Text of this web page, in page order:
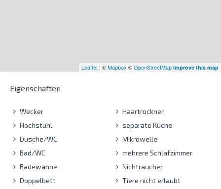
Leaflet | ©Mapbox ©OpenStreetMap Improve this map
Eigenschaften
Wecker
Hochstuhl
Dusche/WC
Bad/WC
Badewanne
Doppelbett
Haartrockner
separate Küche
Mikrowelle
mehrere Schlafzimmer
Nichtraucher
Tiere nicht erlaubt